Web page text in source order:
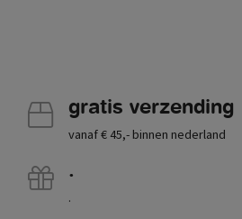
gratis verzending
vanaf € 45,- binnen nederland
.
.